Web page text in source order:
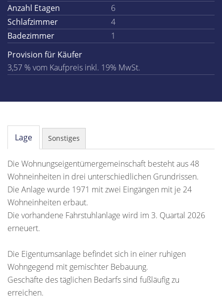
Anzahl Etagen
6
Schlafzimmer
4
Badezimmer
1
Provision für Käufer
3,57 % vom Kaufpreis inkl. 19% MwSt.
Lage Sonstiges
Die Wohnungseigentümergemeinschaft besteht aus 48
Wohneinheiten in drei unterschiedlichen Grundrissen.
Die Anlage wurde 1971 mit zwei Eingängen mit je 24
Wohneinheiten erbaut.
Die vorhandene Fahrstuhlanlage wird im 3. Quartal 2026
erneuert.
Die Eigentumsanlage befindet sich in einer ruhigen
Wohngegend mit gemischter Bebauung.
Geschäfte des täglichen Bedarfs sind fußläufig zu
erreichen.